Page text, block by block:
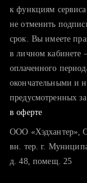
к функциям
не отменить
срок. Вы имеете
в личном кабинете
оплаченного
окончательными и
предусмотренных
в оферте
ООО «Хэдхантер»,
вн. тер. г.
д. 48, помещ. 25